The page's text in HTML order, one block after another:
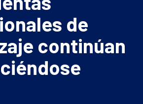
de
continúan